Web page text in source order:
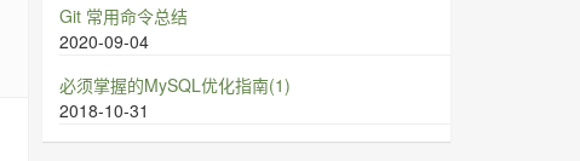
Git 常用命令总结
2020-09-04
必须掌握的MySQL优化指南(1)
2018-10-31